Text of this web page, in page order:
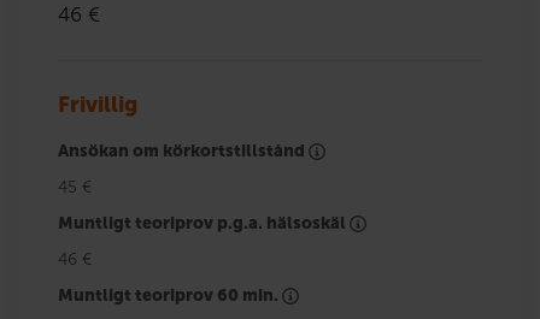
46 €
Frivillig
Ansökan om körkortstillstånd
45 €
Muntligt teoriprov p.g.a. hälsoskäl
46 €
Muntligt teoriprov 60 min.